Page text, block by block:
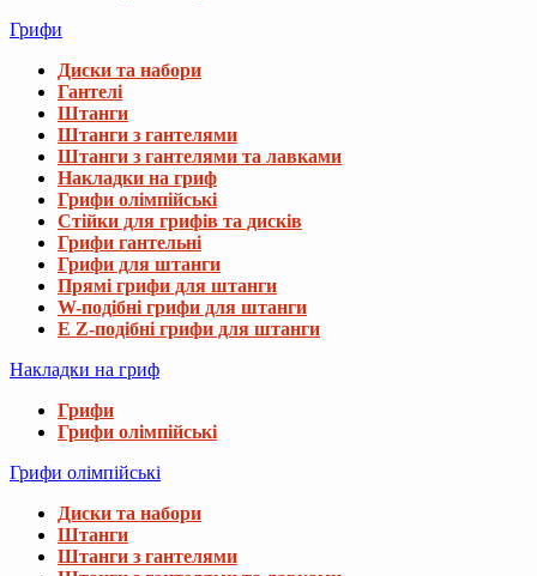
Грифи
Диски та набори
Гантелі
Штанги
Штанги з гантелями
Штанги з гантелями та лавками
Накладки на гриф
Грифи олімпійські
Стійки для грифів та дисків
Грифи гантельні
Грифи для штанги
Прямі грифи для штанги
W-подібні грифи для штанги
E Z-подібні грифи для штанги
Накладки на гриф
Грифи
Грифи олімпійські
Грифи олімпійські
Диски та набори
Штанги
Штанги з гантелями